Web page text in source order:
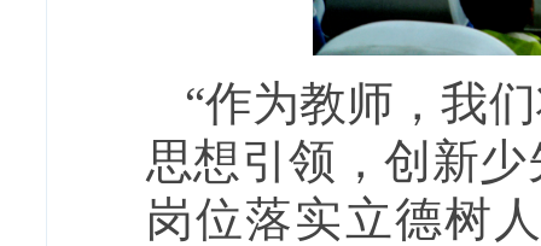
“作为教师，我
思想引领，创新
岗位落实立德树